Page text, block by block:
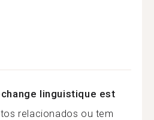
linguistique est
relacionados ou tem